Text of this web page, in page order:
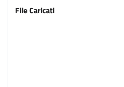
File Caricati